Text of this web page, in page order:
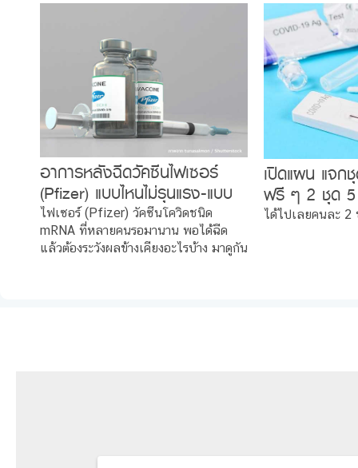
อาการหลังฉีดวัคซีนไฟเซอร์
(Pfizer) แบบไหนไม่รุนแรง-แบบ
ไหนต้องระวังใน 30 วัน
ไฟเซอร์ (Pfizer) วัคซีนโควิดชนิด
mRNA ที่หลายคนรอมานาน พอได้ฉีด
แล้วต้องระวังผลข้างเคียงอะไรบ้าง มาดูกัน
เปิดแผน แจก
ฟรี ๆ 2 ชุด 5
ได้..ต้องทำไ
ได้ไปเลยคนละ 2